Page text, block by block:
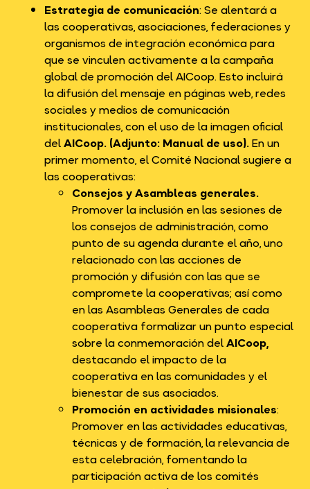
Estrategia de comunicación: Se alentará a
las cooperativas, asociaciones, federaciones y
organismos de integración económica para
que se vinculen activamente a la campaña
global de promoción del AICoop. Esto incluirá
la difusión del mensaje en páginas web, redes
sociales y medios de comunicación
institucionales, con el uso de la imagen oficial
delAICoop. (Adjunto: Manual de uso).En un
primer momento, el Comité Nacional sugiere a
las cooperativas:
Consejos y Asambleas generales.
Promover la inclusión en las sesiones de
los consejos de administración, como
punto de su agenda durante el año, uno
relacionado con las acciones de
promoción y difusión con las que se
compromete la cooperativas; así como
en las Asambleas Generales de cada
cooperativa formalizar un punto especial
sobre la conmemoración delAICoop,
destacando el impacto de la
cooperativa en las comunidades y el
bienestar de sus asociados.
Promoción en actividades misionales:
Promover en las actividades educativas,
técnicas y de formación, la relevancia de
esta celebración, fomentando la
participación activa de los comités